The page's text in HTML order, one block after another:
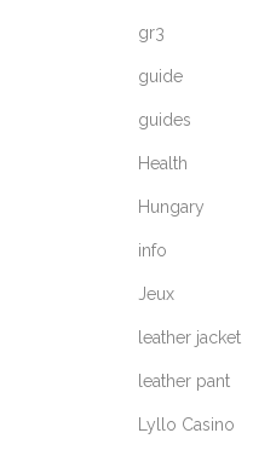
gr3
guide
guides
Health
Hungary
info
Jeux
leather jacket
leather pant
Lyllo Casino